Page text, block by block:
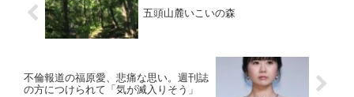
五頭山麓いこいの森
不倫報道の福原愛、悲痛な思い。週刊誌
の方につけられて「気が滅入りそう」